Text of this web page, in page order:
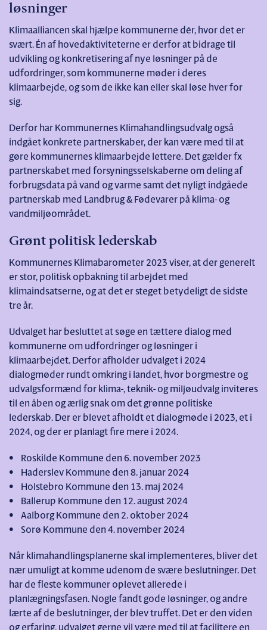
løsninger
Klimaalliancen skal hjælpe kommunerne dér, hvor det er
svært. Én af hovedaktiviteterne er derfor at bidrage til
udvikling og konkretisering af nye løsninger på de
udfordringer, som kommunerne møder i deres
klimaarbejde, og som de ikke kan eller skal løse hver for
sig.
Derfor har Kommunernes Klimahandlingsudvalg også
indgået konkrete partnerskaber, der kan være med til at
gøre kommunernes klimaarbejde lettere. Det gælder fx
partnerskabet med forsyningsselskaberne om deling af
forbrugsdata på vand og varme samt det nyligt indgåede
partnerskab med Landbrug & Fødevarer på klima- og
vandmiljøområdet.
Grønt politisk lederskab
Kommunernes Klimabarometer 2023 viser, at der generelt
er stor, politisk opbakning til arbejdet med
klimaindsatserne, og at det er steget betydeligt de sidste
tre år.
Udvalget har besluttet at søge en tættere dialog med
kommunerne om udfordringer og løsninger i
klimaarbejdet. Derfor afholder udvalget i 2024
dialogmøder rundt omkring i landet, hvor borgmestre og
udvalgsformænd for klima-, teknik- og miljøudvalg inviteres
til en åben og ærlig snak om det grønne politiske
lederskab. Der er blevet afholdt et dialogmøde i 2023, et i
2024, og der er planlagt fire mere i 2024.
• Roskilde Kommune den 6. november 2023
• Haderslev Kommune den 8. januar 2024
• Holstebro Kommune den 13. maj 2024
• Ballerup Kommune den 12. august 2024
• Aalborg Kommune den 2. oktober 2024
• Sorø Kommune den 4. november 2024
Når klimahandlingsplanerne skal implementeres, bliver det
nær umuligt at komme udenom de svære beslutninger. Det
har de fleste kommuner oplevet allerede i
planlægningsfasen. Nogle fandt gode løsninger, og andre
lærte af de beslutninger, der blev truffet. Det er den viden